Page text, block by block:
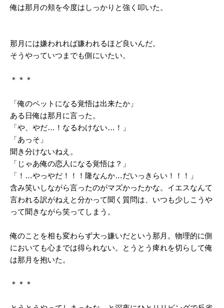
俺は那月の頬を今度はしっかりと強く叩いた。
那月には嫌われれば嫌われるほど良いんだ。
そうやっていつまでも側にいたい。
＊＊＊
「俺のペットになる覚悟は出来たか」
ある日俺は那月に言った。
「や、やだ…！なるわけない…！」
「あっそ」
聞き分けないねえ。
「じゃあ俺の恋人になる覚悟は？」
「！…やっやだ！！！隆なんか…だいっきらい！！！」
含み笑いしながら言ったのがマズかったかな。イエスなんて
言われる訳がねえと分かって聞く質問は、いつも少しこうや
って聞きながら笑ってしまう。
俺のことを相も変わらず大っ嫌いだという那月。物理的に側
においても心までは得られない。とうとう痺れを切らして俺
は那月を抱いた。
＊＊＊